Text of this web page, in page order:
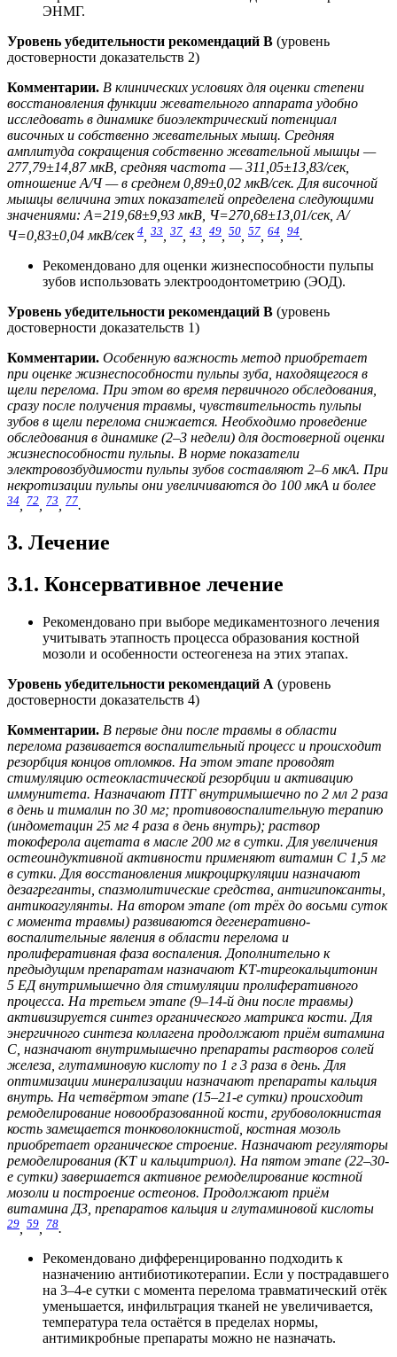
ЭНМГ.
Уровень убедительности рекомендаций В (уровень
достоверности доказательств 2)
Комментарии. В клинических условиях для оценки степени
восстановления функции жевательного аппарата удобно
исследовать в динамике биоэлектрический потенциал
височных и собственно жевательных мышц. Средняя
амплитуда сокращения собственно жевательной мышцы —
277,79±14,87 мкВ, средняя частота — 311,05±13,83/сек,
отношение А/Ч — в среднем 0,89±0,02 мкВ/сек. Для височной
мышцы величина этих показателей определена следующими
значениями: А=219,68±9,93 мкВ, Ч=270,68±13,01/сек, А/
Ч=0,83±0,04 мкВ/сек 4 33 37 43 49 50 57 64 94.
Рекомендовано для оценки жизнеспособности пульпы
зубов использовать электроодонтометрию (ЭОД).
Уровень убедительности рекомендаций В (уровень
достоверности доказательств 1)
Комментарии. Особенную важность метод приобретает
при оценке жизнеспособности пульпы зуба, находящегося в
щели перелома. При этом во время первичного обследования,
сразу после получения травмы, чувствительность пульпы
зубов в щели перелома снижается. Необходимо проведение
обследования в динамике (2–3 недели) для достоверной оценки
жизнеспособности пульпы. В норме показатели
электровозбудимости пульпы зубов составляют 2–6 мкА. При
некротизации пульпы они увеличиваются до 100 мкА и более
34 72 73 77.
3. Лечение
3.1. Консервативное лечение
Рекомендовано при выборе медикаментозного лечения
учитывать этапность процесса образования костной
мозоли и особенности остеогенеза на этих этапах.
Уровень убедительности рекомендаций А (уровень
достоверности доказательств 4)
Комментарии. В первые дни после травмы в области
перелома развивается воспалительный процесс и происходит
резорбция концов отломков. На этом этапе проводят
стимуляцию остеокластической резорбции и активацию
иммунитета. Назначают ПТГ внутримышечно по 2 мл 2 раза
в день и тималин по 30 мг; противовоспалительную терапию
(индометацин 25 мг 4 раза в день внутрь); раствор
токоферола ацетата в масле 200 мг в сутки. Для увеличения
остеоиндуктивной активности применяют витамин С 1,5 мг
в сутки. Для восстановления микроциркуляции назначают
дезагреганты, спазмолитические средства, антигипоксанты,
антикоагулянты. На втором этапе (от трёх до восьми суток
с момента травмы) развиваются дегенеративно-
воспалительные явления в области перелома и
пролиферативная фаза воспаления. Дополнительно к
предыдущим препаратам назначают КТ-тиреокальцитонин
5 ЕД внутримышечно для стимуляции пролиферативного
процесса. На третьем этапе (9–14-й дни после травмы)
активизируется синтез органического матрикса кости. Для
энергичного синтеза коллагена продолжают приём витамина
С, назначают внутримышечно препараты растворов солей
железа, глутаминовую кислоту по 1 г 3 раза в день. Для
оптимизации минерализации назначают препараты кальция
внутрь. На четвёртом этапе (15–21-е сутки) происходит
ремоделирование новообразованной кости, грубоволокнистая
кость замещается тонковолокнистой, костная мозоль
приобретает органическое строение. Назначают регуляторы
ремоделирования (КТ и кальцитриол). На пятом этапе (22–30-
е сутки) завершается активное ремоделирование костной
мозоли и построение остеонов. Продолжают приём
витамина Д3, препаратов кальция и глутаминовой кислоты
29 59 78.
Рекомендовано дифференцированно подходить к
назначению антибиотикотерапии. Если у пострадавшего
на 3–4-е сутки с момента перелома травматический отёк
уменьшается, инфильтрация тканей не увеличивается,
температура тела остаётся в пределах нормы,
антимикробные препараты можно не назначать.